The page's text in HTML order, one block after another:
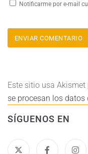
Notificarme por e-mail
Este sitio usa
se procesan los
SÍGUENOS EN